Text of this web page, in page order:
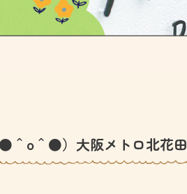
＾o＾●）大阪メトロ北花田